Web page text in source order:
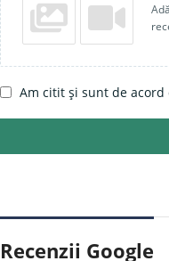
Am citit și sunt de
Recenzii Google